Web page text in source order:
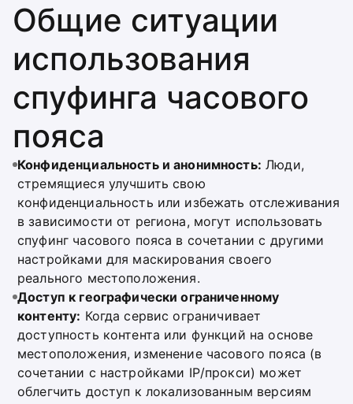
Общие ситуации
использования
спуфинга часового
пояса
Конфиденциальность и анонимность: Люди,
стремящиеся улучшить свою
конфиденциальность или избежать отслеживания
в зависимости от региона, могут использовать
спуфинг часового пояса в сочетании с другими
настройками для маскирования своего
реального местоположения.
Доступ к географически ограниченному
контенту: Когда сервис ограничивает
доступность контента или функций на основе
местоположения, изменение часового пояса (в
сочетании с настройками IP/прокси) может
облегчить доступ к локализованным версиям